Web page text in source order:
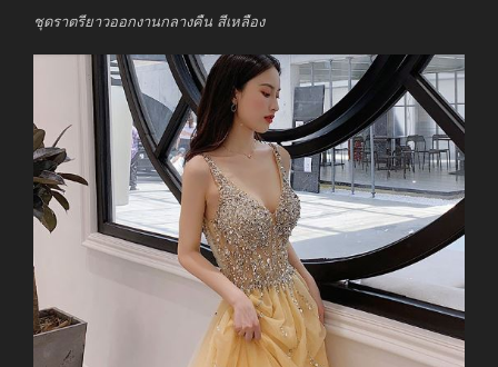
ชุดราตรียาวออกงานกลางคืน สีเหลือง